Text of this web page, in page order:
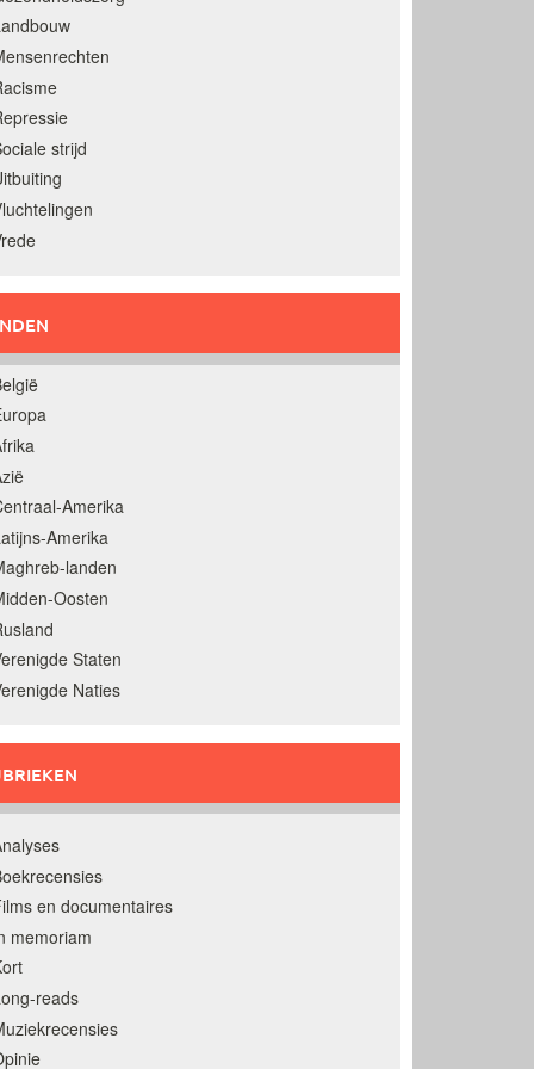
strijd
Amerika
Amerika
landen
Oosten
Staten
Naties
en documentaires
memoriam
reads